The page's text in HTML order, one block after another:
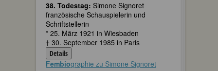
38. Todestag: Simone Signoret
französische Schauspielerin und
Schriftstellerin
* 25. März 1921 in Wiesbaden
† 30. September 1985 in Paris
Details
Fembiographie zu Simone Signoret